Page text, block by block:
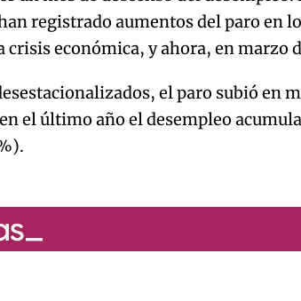
registrado aumentos del paro en
crisis económica, y ahora, en marzo
el paro subió en
el último año el desempleo